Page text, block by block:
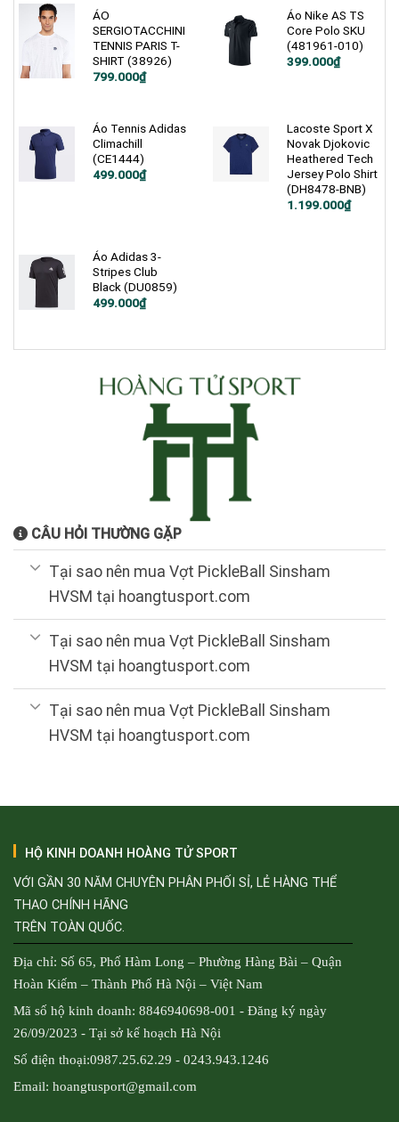
1.800.000₫.
799.000₫.
ÁO
SERGIOTACCHINI
TENNIS PARIS T-
SHIRT (38926)
799.000₫
Áo Nike AS TS
Core Polo SKU
(481961-010)
Giá
399.000₫
Giá
Áo Tennis Adidas
Climachill
(CE1444)
Giá
499.000₫
Giá
Lacoste Sport X
Novak Djokovic
Heathered Tech
Jersey Polo Shirt
(DH8478-BNB)
Giá
1.199.000₫
Giá
Áo Adidas 3-
Stripes Club
Black (DU0859)
Giá
499.000₫
Giá
499.000₫.
CÂU HỎI THƯỜNG GẶP
Tại sao nên mua Vợt PickleBall Sinsham
HVSM tại hoangtusport.com
Tại sao nên mua Vợt PickleBall Sinsham
HVSM tại hoangtusport.com
Tại sao nên mua Vợt PickleBall Sinsham
HVSM tại hoangtusport.com
HỘ KINH DOANH HOÀNG TỬ SPORT
VỚI GẦN 30 NĂM CHUYÊN PHÂN PHỐI SỈ, LẺ HÀNG THỂ
THAO CHÍNH HÃNG
TRÊN TOÀN QUỐC.
Địa chỉ: Số 65, Phố Hàm Long – Phường Hàng Bài – Quận
Hoàn Kiếm – Thành Phố Hà Nội – Việt Nam
Mã số hộ kinh doanh: 8846940698-001 - Đăng ký ngày
26/09/2023 - Tại sở kế hoạch Hà Nội
Số điện thoại:0987.25.62.29 - 0243.943.1246
Email: hoangtusport@gmail.com